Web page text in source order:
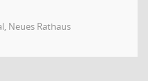
Neues Rathaus